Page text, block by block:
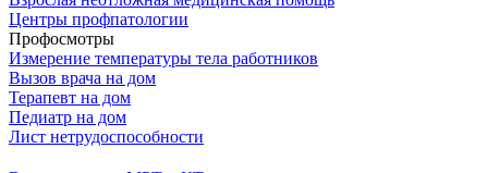
Центры профпатологии
Профосмотры
Измерение температуры тела работников
Вызов врача на дом
Терапевт на дом
Педиатр на дом
Лист нетрудоспособности